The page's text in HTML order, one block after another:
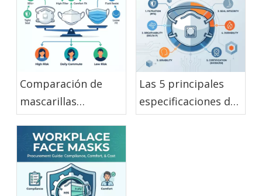
Comparación de
mascarillas
desechables: ¿Qué
tipo es el adecuado
para usted?
Las 5 principales
especificaciones de
mascarillas